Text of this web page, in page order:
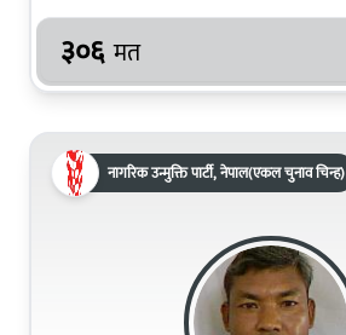
३०६ मत
नागरिक उन्मुक्ति पार्टी, नेपाल(एकल चुनाव चिन्ह)